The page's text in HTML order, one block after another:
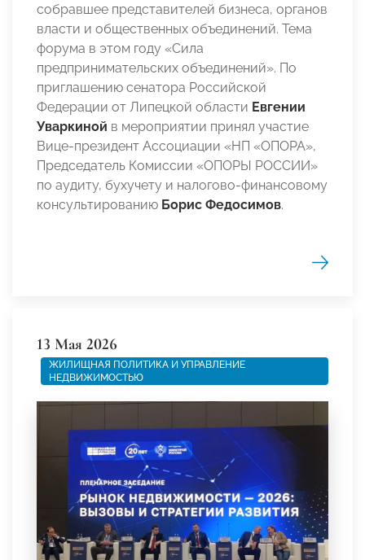
собравшее представителей бизнеса, органов
власти и общественных объединений. Тема
форума в этом году «Сила
предпринимательских объединений». По
приглашению сенатора Российской
Федерации от Липецкой области Евгении
Уваркиной в мероприятии принял участие
Вице-президент Ассоциации «НП «ОПОРА»,
Председатель Комиссии «ОПОРЫ РОССИИ»
по аудиту, бухучету и налогово-финансовому
консультированию Борис Федосимов.
13 Мая 2026
ЖИЛИЩНАЯ ПОЛИТИКА И УПРАВЛЕНИЕ
НЕДВИЖИМОСТЬЮ